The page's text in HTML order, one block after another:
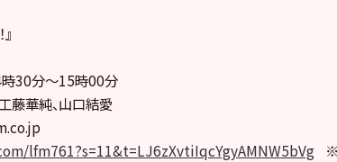
30分～15時00分
藤華純、山口結愛
lfm761?s=11&t=LJ6zXvtiIqcYgyAMNW5bVg ※